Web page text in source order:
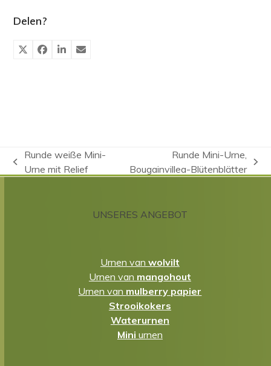
Delen?
vorheriger
Runde weiße Mini-
Urne mit Relief
Nächster
Runde Mini-Urne,
Bougainvillea-Blütenblätter
UNSERES ANGEBOT
Urnen van wolvilt
Urnen van mangohout
Urnen van mulberry papier
Strooikokers
Waterurnen
Mini urnen